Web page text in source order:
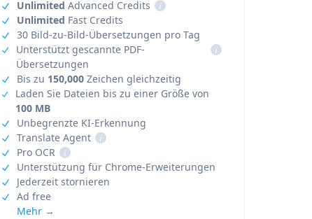
Unlimited Advanced Credits
i
Unlimited Fast Credits
30 Bild-zu-Bild-Übersetzungen pro Tag
Unterstützt gescannte PDF-
Übersetzungen
i
Bis zu 150,000Zeichen gleichzeitig
Laden Sie Dateien bis zu einer Größe von
100 MB
Unbegrenzte KI-Erkennung
Translate Agent
i
Pro OCR
i
Unterstützung für Chrome-Erweiterungen
Jederzeit stornieren
Ad free
Mehr →